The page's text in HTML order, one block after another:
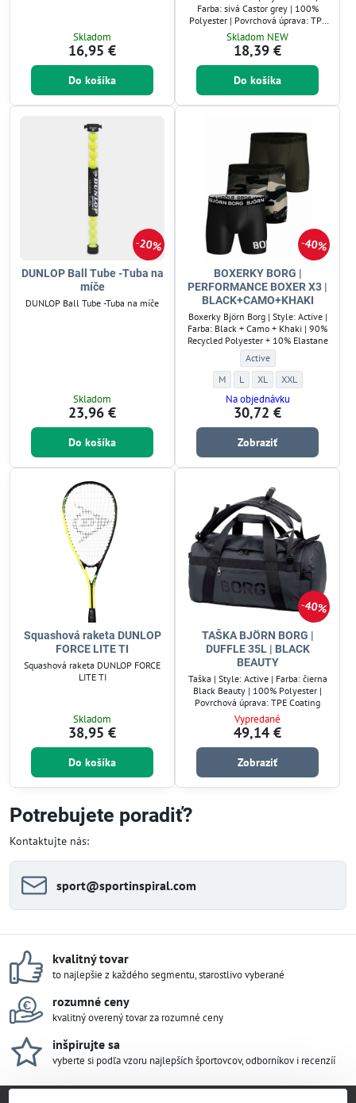
Skladom
16,95 €
Do košíka
Farba: sivá Castor grey | 100%
Polyester | Povrchová úprava: TPE
Coating
Skladom NEW
18,39 €
Do košíka
20%
DUNLOP Ball Tube -Tuba na
míče
DUNLOP Ball Tube -Tuba na míče
Skladom
23,96 €
Do košíka
40%
BOXERKY BORG |
PERFORMANCE BOXER X3 |
BLACK+CAMO+KHAKI
Boxerky Björn Borg | Style: Active |
Farba: Black + Camo + Khaki | 90%
Recycled Polyester + 10% Elastane
BOXERKY BORG |
Active
BOXERKY BORG |
M BOXERKY BORG |
L BOXERKY BORG |
XL BOXERKY BORG |
XXL
Na objednávku
30,72 €
Zobraziť
Squashová raketa DUNLOP
FORCE LITE TI
Squashová raketa DUNLOP FORCE
LITE TI
Skladom
38,95 €
Do košíka
40%
TAŠKA BJÖRN BORG |
DUFFLE 35L | BLACK
BEAUTY
Taška | Style: Active | Farba: čierna
Black Beauty | 100% Polyester |
Povrchová úprava: TPE Coating
Vypredané
49,14 €
Zobraziť
Potrebujete poradiť?
Kontaktujte nás:
sport​@sportinspiral​.com
kvalitný tovar
to najlepšie z každého segmentu, starostlivo vyberané
rozumné ceny
kvalitný overený tovar za rozumné ceny
inšpirujte sa
vyberte si podľa vzoru najlepších športovcov, odborníkov i recenzíí